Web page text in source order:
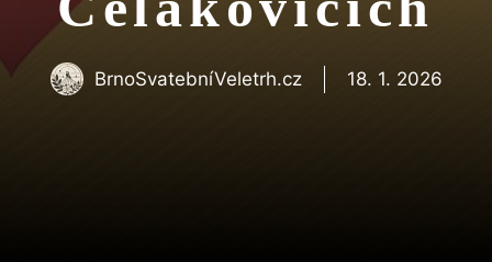
BrnoSvatebníVeletrh.cz 18. 1. 2026